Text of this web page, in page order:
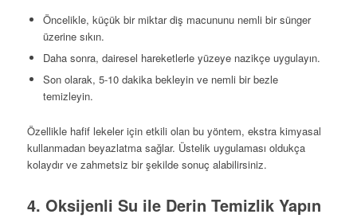
Öncelikle, küçük bir miktar diş macununu nemli bir sünger
üzerine sıkın.
Daha sonra, dairesel hareketlerle yüzeye nazikçe uygulayın.
Son olarak, 5-10 dakika bekleyin ve nemli bir bezle
temizleyin.
Özellikle hafif lekeler için etkili olan bu yöntem, ekstra kimyasal
kullanmadan beyazlatma sağlar. Üstelik uygulaması oldukça
kolaydır ve zahmetsiz bir şekilde sonuç alabilirsiniz.
4. Oksijenli Su ile Derin Temizlik Yapın